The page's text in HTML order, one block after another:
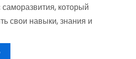
который
свои навыки, знания и